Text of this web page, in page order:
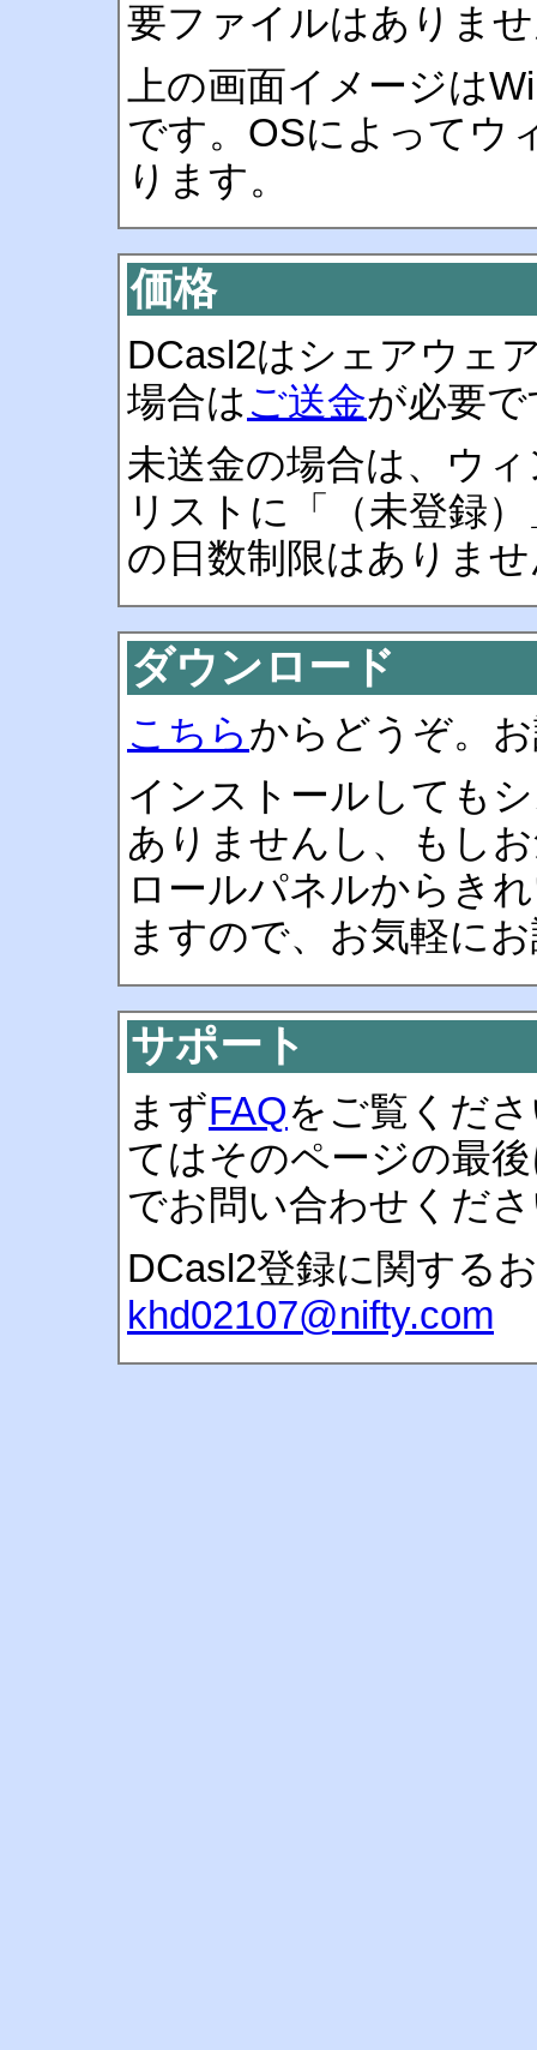
要ファイルはあり
上の画面イメージは
です。OSによってウ
ります。
価格
DCasl2はシェアウェ
場合は ご送金が必要
未送金の場合は、ウ
リストに「（未登録
の日数制限はありま
ダウンロード
こちらからどうぞ。
インストールしても
ありませんし、もし
ロールパネルからき
ますので、お気軽に
サポート
まずFAQをご覧くだ
てはそのページの最
でお問い合わせく
DCasl2登録に関する
khd02107@nifty.com